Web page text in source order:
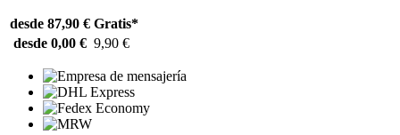
desde 87,90 € Gratis*
desde 0,00 € 9,90 €